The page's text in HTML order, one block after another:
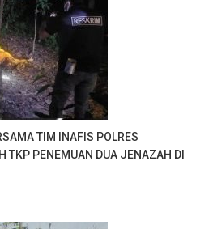
TIM INAFIS POLRES
TKP PENEMUAN DUA JENAZAH DI